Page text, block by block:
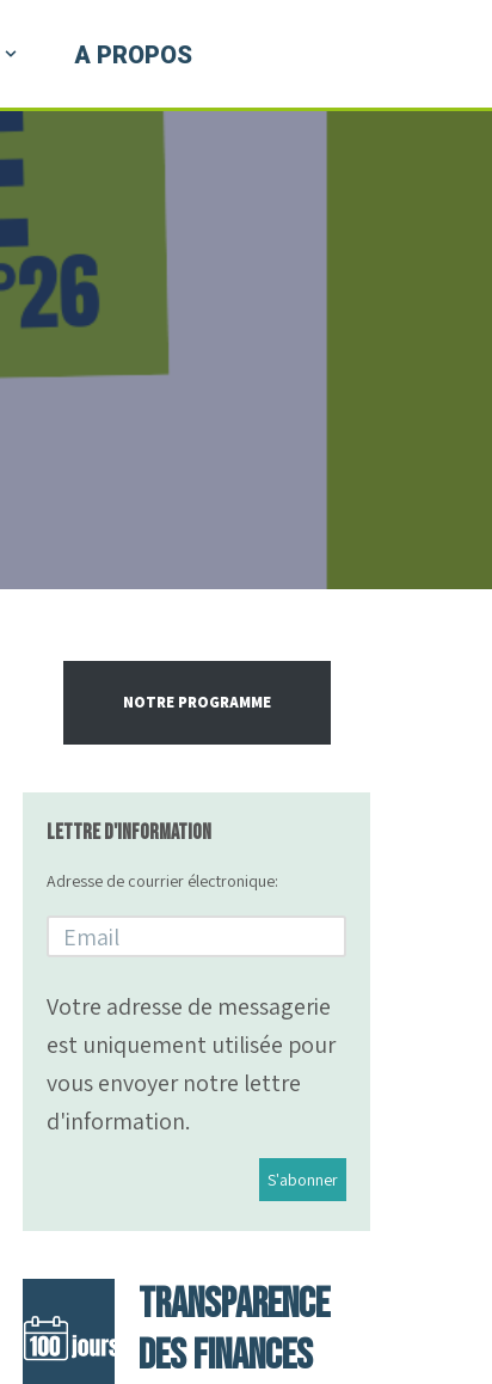
A PROPOS
NOTRE PROGRAMME
Lettre d'information
Adresse de courrier électronique:
Votre adresse de messagerie
est uniquement utilisée pour
vous envoyer notre lettre
d'information.
Transparence
des finances